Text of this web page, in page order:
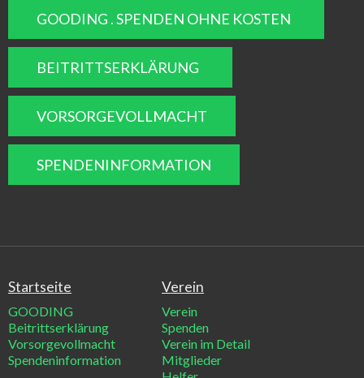
GOODING . SPENDEN OHNE KOSTEN
BEITRITTSERKLÄRUNG
VORSORGEVOLLMACHT
SPENDENINFORMATION
Startseite
GOODING
Beitrittserklärung
Vorsorgevollmacht
Spendeninformation
Verein
Verein
Spenden
Verein im Detail
Mitglieder